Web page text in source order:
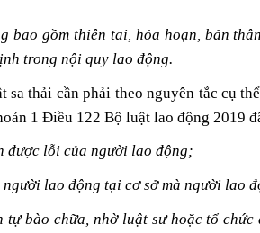
gồm thiên tai, hỏa hoạn, bản
trong nội quy lao động.
thải cần phải theo nguyên tắc cụ
1 Điều 122 Bộ luật lao động 2019
được lỗi của người lao động;
lao động tại cơ sở mà người lao
tự bào chữa, nhờ luật sư hoặc tổ